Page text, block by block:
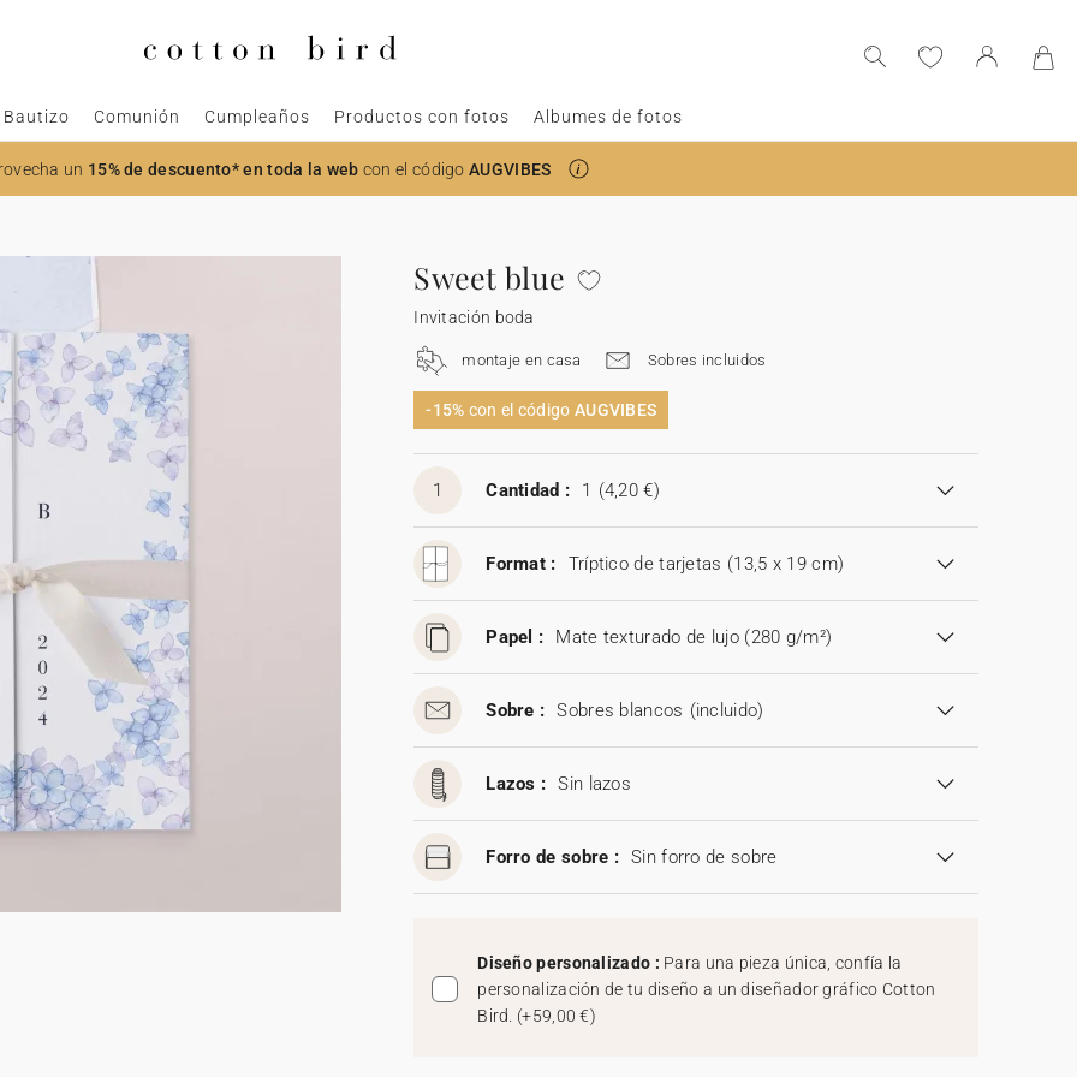
Bautizo Comunión Cumpleaños Productos con fotos Albumes de fotos
un 15% de descuento* en toda la web con el códigoAUGVIBES
Sweet blue
Invitación boda
montaje en casa Sobres incluidos
-15% con el código AUGVIBES
1 Cantidad : 1 (4,20 €)
Format : Tríptico de tarjetas (13,5 x 19 cm)
Papel : Mate texturado de lujo (280 g/m²)
Sobre : Sobres blancos (incluido)
Lazos : Sin lazos
Forro de sobre : Sin forro de sobre
Diseño personalizado : Para una pieza única, confía la
personalización de tu diseño a un diseñador gráfico Cotton
Bird. (+59,00 €)